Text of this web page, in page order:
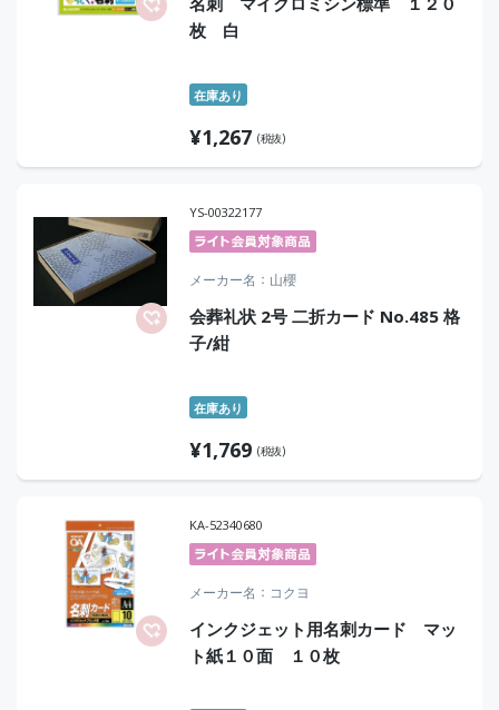
枚 白
在庫あり
¥1,267 (税抜)
YS-00322177
メーカー名 山櫻
会葬礼状 2号 二折カード No.485 格
子/紺
在庫あり
¥1,769 (税抜)
KA-52340680
メーカー名 コクヨ
インクジェット用名刺カード マッ
ト紙１０面 １０枚